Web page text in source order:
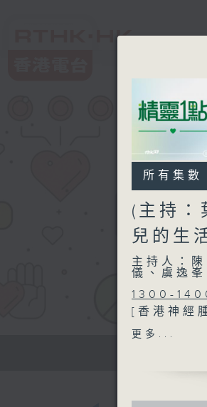
所有集數
(主持
兒的生
主持人：
儀、虞逸
1300-
[香港神經
主題：惡
1400-
更多...